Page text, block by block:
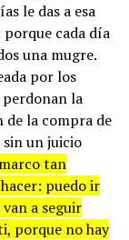
le das a esa
cada día
una mugre.
por los
la
de la compra de
sin un juicio
tan
puedo ir
a seguir
porque no hay